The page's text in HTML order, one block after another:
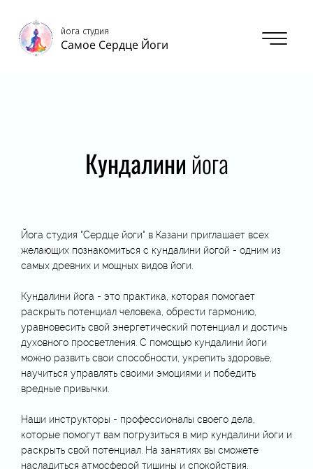
йога студия
Самое Сердце Йоги
Кундалини йога
Йога студия "Сердце йоги" в Казани приглашает всех
желающих познакомиться с кундалини йогой - одним из
самых древних и мощных видов йоги.
Кундалини йога - это практика, которая помогает
раскрыть потенциал человека, обрести гармонию,
уравновесить свой энергетический потенциал и достичь
духовного просветления. С помощью кундалини йоги
можно развить свои способности, укрепить здоровье,
научиться управлять своими эмоциями и победить
вредные привычки.
Наши инструкторы - профессионалы своего дела,
которые помогут вам погрузиться в мир кундалини йоги и
раскрыть свой потенциал. На занятиях вы сможете
насладиться атмосферой тишины и спокойствия,